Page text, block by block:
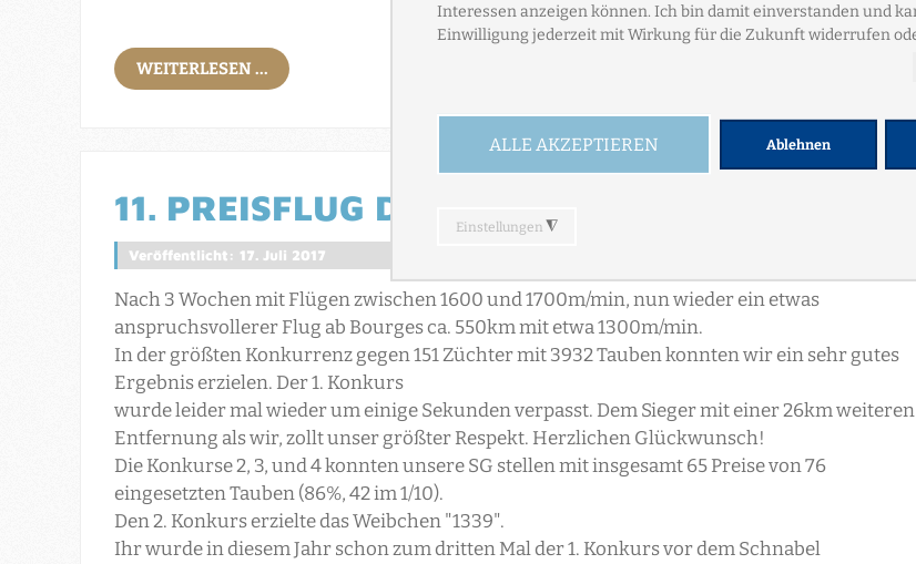
WEITERLESEN ...
11. PREISFLUG DER SAISON 2017
Veröffentlicht: 17. Juli 2017
Nach 3 Wochen mit Flügen zwischen 1600 und 1700m/min, nun wieder ein etwas
anspruchsvollerer Flug ab Bourges ca. 550km mit etwa 1300m/min.
In der größten Konkurrenz gegen 151 Züchter mit 3932 Tauben konnten wir ein sehr gutes
Ergebnis erzielen. Der 1. Konkurs
wurde leider mal wieder um einige Sekunden verpasst. Dem Sieger mit einer 26km weiteren
Entfernung als wir, zollt unser größter Respekt. Herzlichen Glückwunsch!
Die Konkurse 2, 3, und 4 konnten unsere SG stellen mit insgesamt 65 Preise von 76
eingesetzten Tauben (86%, 42 im 1/10).
Den 2. Konkurs erzielte das Weibchen "1339".
Ihr wurde in diesem Jahr schon zum dritten Mal der 1. Konkurs vor dem Schnabel